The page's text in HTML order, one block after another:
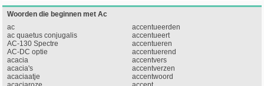
Woorden die beginnen met Ac
ac
ac quaetus conjugalis
AC-130 Spectre
AC-DC optie
acacia
acacia's
acaciaatje
accentueerden
accentueert
accentueren
accentuerend
accentvers
accentverzen
accentwoord